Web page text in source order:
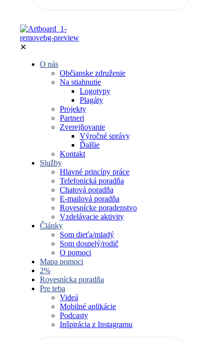
✕
O nás
Občianske združenie
Na stiahnutie
Logotypy
Plagáty
Projekty
Partneri
Zverejňovanie
Výročné správy
Ďalšie
Kontakt
Služby
Hlavné princípy práce
Telefonická poradňa
Chatová poradňa
E-mailová poradňa
Rovesnícke poradenstvo
Vzdelávacie aktivity
Články
Som dieťa/mladý
Som dospelý/rodič
O pomoci
Mapa pomoci
2%
Rovesnícka poradňa
Pre teba
Videá
Mobilné aplikácie
Podcasty
Inšpirácia z Instagramu